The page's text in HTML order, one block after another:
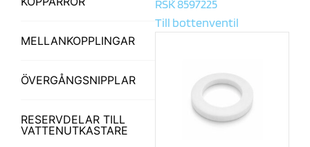
FÖRBOCKADE RÖR
RÖR
RÖR
MELLANKOPPLINGAR
FÖR 160 CC
ÖVERGÅNGSNIPPLAR
RESERVDELAR TILL
VATTENUTKASTARE
RSK 8597225
Till bottenventil